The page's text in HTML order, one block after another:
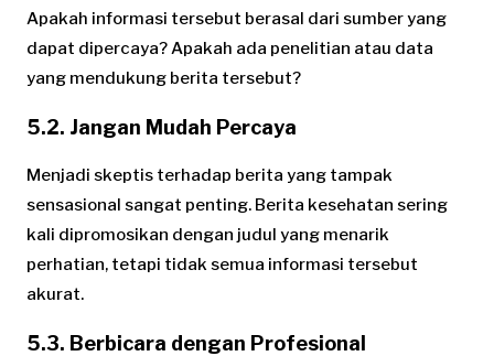
Apakah informasi tersebut berasal dari sumber yang
dapat dipercaya? Apakah ada penelitian atau data
yang mendukung berita tersebut?
5.2. Jangan Mudah Percaya
Menjadi skeptis terhadap berita yang tampak
sensasional sangat penting. Berita kesehatan sering
kali dipromosikan dengan judul yang menarik
perhatian, tetapi tidak semua informasi tersebut
akurat.
5.3. Berbicara dengan Profesional